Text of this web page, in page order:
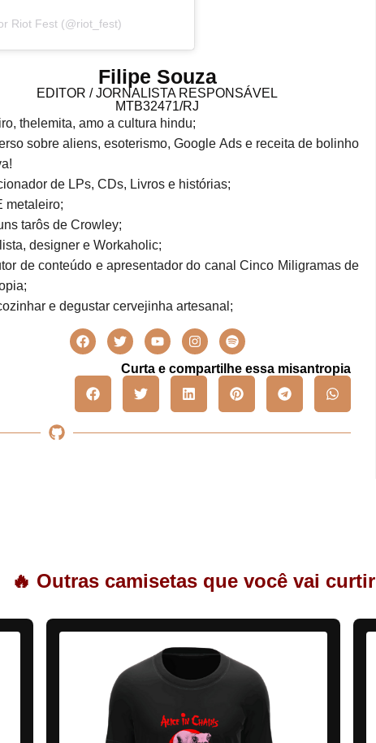
Riot Fest (@riot_fest)
Filipe Souza
EDITOR / JORNALISTA RESPONSÁVEL
MTB32471/RJ
thelemita, amo a cultura hindu;
sobre aliens, esoterismo, Google Ads e receita de bolinho
de LPs, CDs, Livros e histórias;
metaleiro;
tarôs de Crowley;
designer e Workaholic;
de conteúdo e apresentador do canal Cinco Miligramas de
e degustar cervejinha artesanal;
Curta e compartilhe essa misantropia
🔥 Outras camisetas que você vai curtir